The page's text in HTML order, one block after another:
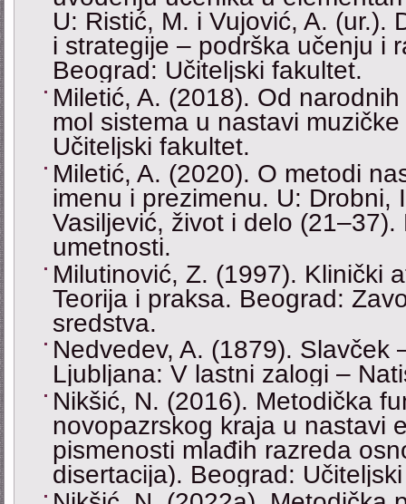
U: Ristić, M. i Vujović, A. (ur.).
i strategije – podrška učenju i
Beograd: Učiteljski fakultet.
Miletić, A. (2018). Od
mol sistema u nastavi
Učiteljski fakultet.
Miletić, A. (2020). O metodi
imenu i prezimenu. U: Drobni,
Vasiljević, život i delo
umetnosti.
Milutinović, Z. (1997). Klinički
Teorija i praksa. Beograd:
sredstva.
Nedvedev, A. (1879). Slavček
Ljubljana: V lastni zalogi –
Nikšić, N. (2016). Metodička
novopazrskog kraja u nastavi
pismenosti mlađih razreda
disertacija). Beograd: